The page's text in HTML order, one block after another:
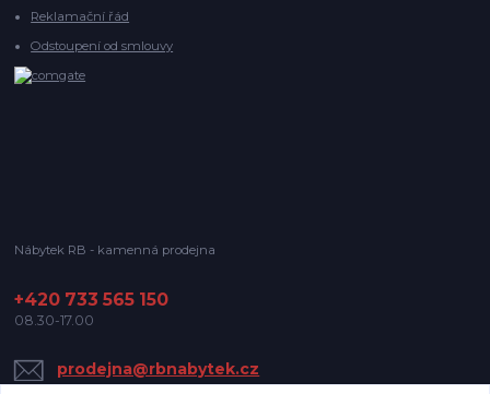
Reklamační řád
Odstoupení od smlouvy
Nábytek RB - kamenná prodejna
+420 733 565 150
08.30-17.00
prodejna@rbnabytek.cz